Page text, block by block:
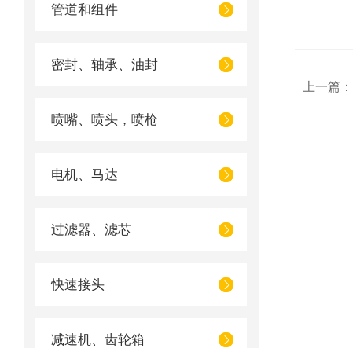
管道和组件
密封、轴承、油封
喷嘴、喷头，喷枪
电机、马达
过滤器、滤芯
快速接头
减速机、齿轮箱
上一篇：